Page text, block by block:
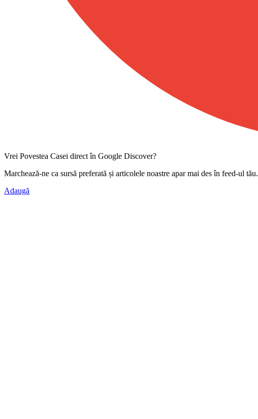
Vrei Povestea Casei direct în Google Discover?
Marchează-ne ca sursă preferată și articolele noastre apar mai des în feed-ul tău.
Adaugă